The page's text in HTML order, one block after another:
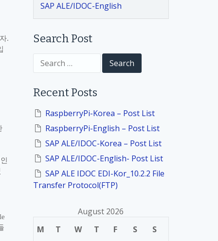
.
SAP ALE/IDOC-English
Search Post
c
o
Recent Posts
RaspberryPi-Korea – Post List
RaspberryPi-English – Post List
SAP ALE/IDOC-Korea – Post List
SAP ALE/IDOC-English- Post List
SAP ALE IDOC EDI-Kor_10.2.2 File
Transfer Protocol(FTP)
August 2026
M
T W T F S S